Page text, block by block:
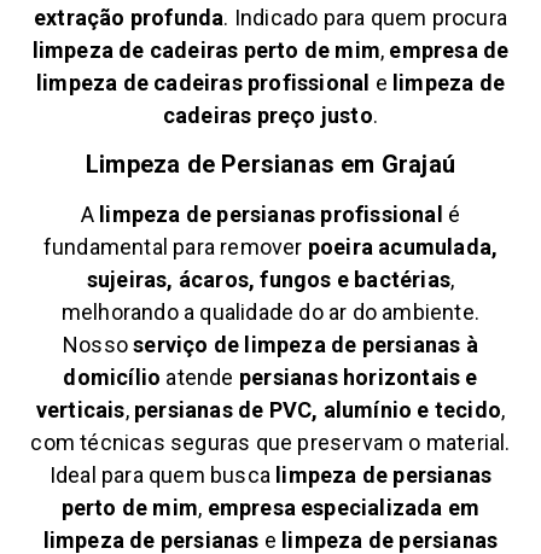
extração profunda. Indicado para quem procura
limpeza de cadeiras perto de mim, empresa de
limpeza de cadeiras profissional e limpeza de
cadeiras preço justo.
Limpeza de Persianas em Grajaú
A limpeza de persianas profissional é
fundamental para remover poeira acumulada,
sujeiras, ácaros, fungos e bactérias,
melhorando a qualidade do ar do ambiente.
Nossoserviço de limpeza de persianas à
domicílio atende persianas horizontais e
verticais, persianas de PVC, alumínio e tecido,
com técnicas seguras que preservam o material.
Ideal para quem busca limpeza de persianas
perto de mim, empresa especializada em
limpeza de persianas e limpeza de persianas